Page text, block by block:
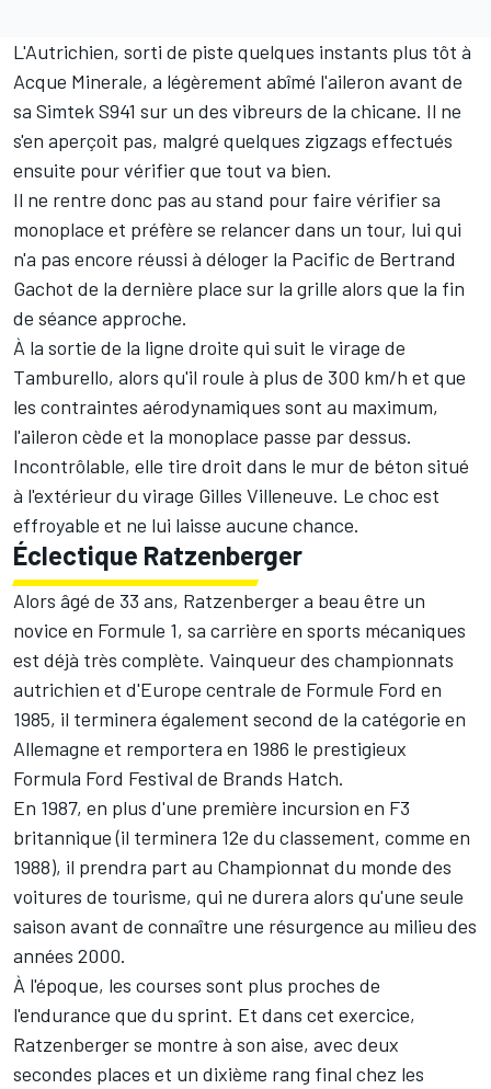
L'Autrichien, sorti de piste quelques instants plus tôt à
Acque Minerale, a légèrement abîmé l'aileron avant de
sa Simtek S941 sur un des vibreurs de la chicane. Il ne
s'en aperçoit pas, malgré quelques zigzags effectués
ensuite pour vérifier que tout va bien.
Il ne rentre donc pas au stand pour faire vérifier sa
monoplace et préfère se relancer dans un tour, lui qui
n'a pas encore réussi à déloger la Pacific de Bertrand
Gachot de la dernière place sur la grille alors que la fin
de séance approche.
À la sortie de la ligne droite qui suit le virage de
Tamburello, alors qu'il roule à plus de 300 km/h et que
les contraintes aérodynamiques sont au maximum,
l'aileron cède et la monoplace passe par dessus.
Incontrôlable, elle tire droit dans le mur de béton situé
à l'extérieur du virage Gilles Villeneuve. Le choc est
effroyable et ne lui laisse aucune chance.
Éclectique Ratzenberger
Alors âgé de 33 ans, Ratzenberger a beau être un
novice en Formule 1, sa carrière en sports mécaniques
est déjà très complète. Vainqueur des championnats
autrichien et d'Europe centrale de Formule Ford en
1985, il terminera également second de la catégorie en
Allemagne et remportera en 1986 le prestigieux
Formula Ford Festival de Brands Hatch.
En 1987, en plus d'une première incursion en F3
britannique (il terminera 12e du classement, comme en
1988), il prendra part au Championnat du monde des
voitures de tourisme, qui ne durera alors qu'une seule
saison avant de connaître une résurgence au milieu des
années 2000.
À l'époque, les courses sont plus proches de
l'endurance que du sprint. Et dans cet exercice,
Ratzenberger se montre à son aise, avec deux
secondes places et un dixième rang final chez les